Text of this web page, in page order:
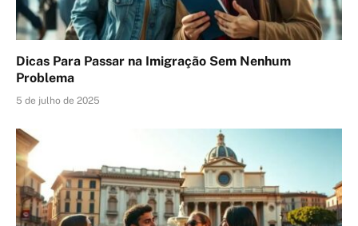
Dicas Para Passar na Imigração Sem Nenhum
Problema
5 de julho de 2025